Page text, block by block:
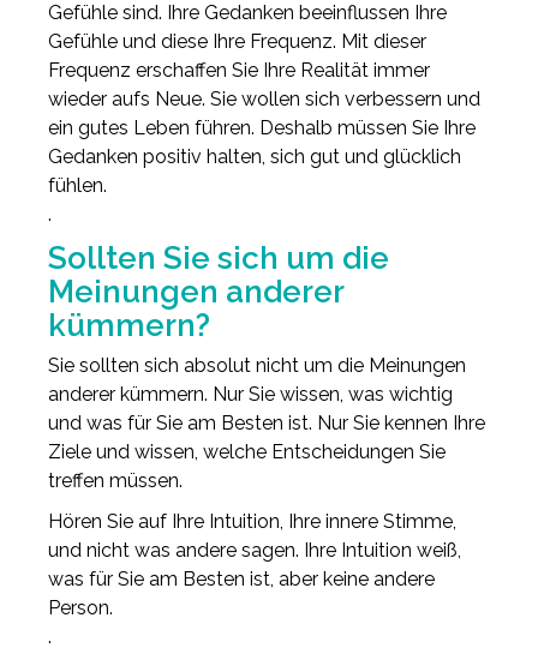
Gefühle sind. Ihre Gedanken beeinflussen Ihre
Gefühle und diese Ihre Frequenz. Mit dieser
Frequenz erschaffen Sie Ihre Realität immer
wieder aufs Neue. Sie wollen sich verbessern und
ein gutes Leben führen. Deshalb müssen Sie Ihre
Gedanken positiv halten, sich gut und glücklich
fühlen.
.
Sollten Sie sich um die
Meinungen anderer
kümmern?
Sie sollten sich absolut nicht um die Meinungen
anderer kümmern. Nur Sie wissen, was wichtig
und was für Sie am Besten ist. Nur Sie kennen Ihre
Ziele und wissen, welche Entscheidungen Sie
treffen müssen.
Hören Sie auf Ihre Intuition, Ihre innere Stimme,
und nicht was andere sagen. Ihre Intuition weiß,
was für Sie am Besten ist, aber keine andere
Person.
.